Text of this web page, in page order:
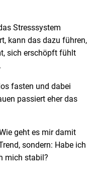
Stresssystem
kann das dazu führen,
sich erschöpft fühlt
fasten und dabei
passiert eher das
geht es mir damit
sondern: Habe ich
mich stabil?